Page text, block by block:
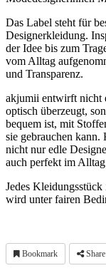
Das Label steht für
Designerkleidung.
der Idee bis zum
vom Alltag
und Transparenz.
akjumii entwirft nicht
optisch überzeugt,
bequem ist, mit
sie gebrauchen
nicht nur edle
auch perfekt im
Jedes
wird unter fairen
Bookmark Share